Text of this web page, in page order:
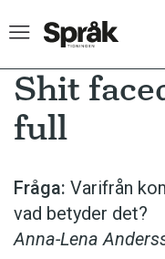
Artiklar
Krönikor
Språkfrågor
Shit
full
Fråga: Varifrån
vad betyder det?
Anna-Lena